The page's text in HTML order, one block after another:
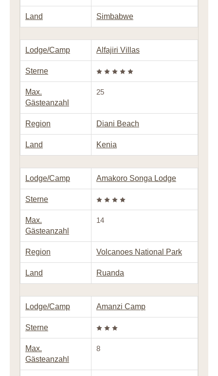
Land Simbabwe
Lodge/Camp Alfajiri Villas
Sterne
Max.
Gästeanzahl
25
Region Diani Beach
Land Kenia
Lodge/Camp Amakoro Songa Lodge
Sterne
Max.
Gästeanzahl
14
Region Volcanoes National Park
Land Ruanda
Lodge/Camp Amanzi Camp
Sterne
Max.
Gästeanzahl
8